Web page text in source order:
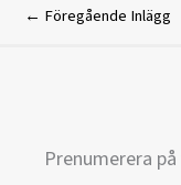
← Föregående Inlägg
Prenumerera